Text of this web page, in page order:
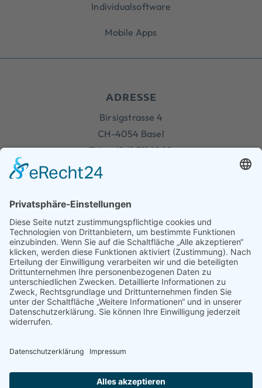
Individualsoftware
Mobile Apps
ADRESSE
Birsigstrasse 4
CH-4054 Basel
Tel.: +41 61 511 10 10
E-Mail:
LINKS
Referenzen
Lösungen
Produkte
SERVICE